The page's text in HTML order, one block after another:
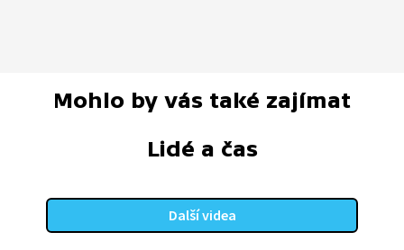
Mohlo by vás také zajímat
Lidé a čas
Další videa